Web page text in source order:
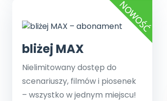
bliżej MAX
Nielimitowany dostęp do
scenariuszy, filmów i piosenek
– wszystko w jednym miejscu!